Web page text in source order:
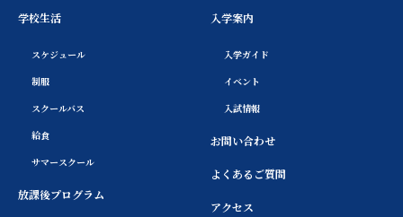
学校生活
スケジュール
制服
スクールバス
給食
サマースクール
放課後プログラム
入学案内
入学ガイド
イベント
入試情報
お問い合わせ
よくあるご質問
アクセス